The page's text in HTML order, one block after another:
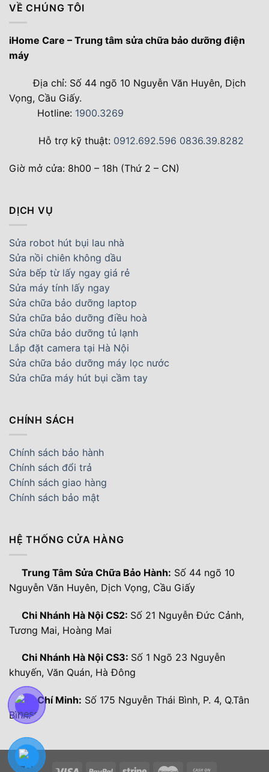
VỀ CHÚNG TÔI
iHome Care – Trung tâm sửa chữa bảo dưỡng điện
máy
Địa chỉ: Số 44 ngõ 10 Nguyễn Văn Huyên, Dịch
Vọng, Cầu Giấy.
Hotline: 1900.3269
Hỗ trợ kỹ thuật: 0912.692.596 0836.39.8282
Giờ mở cửa: 8h00 – 18h (Thứ 2 – CN)
DỊCH VỤ
Sửa robot hút bụi lau nhà
Sửa nồi chiên không dầu
Sửa bếp từ lấy ngay giá rẻ
Sửa máy tính lấy ngay
Sửa chữa bảo dưỡng laptop
Sửa chữa bảo dưỡng điều hoà
Sửa chữa bảo dưỡng tủ lạnh
Lắp đặt camera tại Hà Nội
Sửa chữa bảo dưỡng máy lọc nước
Sửa chữa máy hút bụi cầm tay
CHÍNH SÁCH
Chính sách bảo hành
Chính sách đổi trả
Chính sách giao hàng
Chính sách bảo mật
HỆ THỐNG CỬA HÀNG
Trung Tâm Sửa Chữa Bảo Hành: Số 44 ngõ 10
Nguyễn Văn Huyên, Dịch Vọng, Cầu Giấy
Chi Nhánh Hà Nội CS2: Số 21 Nguyễn Đức Cảnh,
Tương Mai, Hoàng Mai
Chi Nhánh Hà Nội CS3: Số 1 Ngõ 23 Nguyễn
khuyến, Văn Quán, Hà Đông
Hồ Chí Minh: Số 175 Nguyễn Thái Bình, P. 4, Q.Tân
Bình.